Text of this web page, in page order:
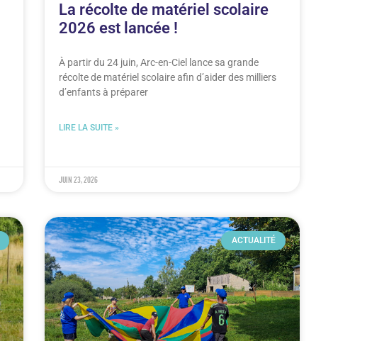
La récolte de matériel scolaire
2026 est lancée !
À partir du 24 juin, Arc-en-Ciel lance sa grande
récolte de matériel scolaire afin d’aider des milliers
d’enfants à préparer
LIRE LA SUITE »
juin 23, 2026
ACTUALITÉ